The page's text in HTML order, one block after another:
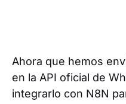
Ahora que hemos
en la API oficial de
integrarlo con N8N